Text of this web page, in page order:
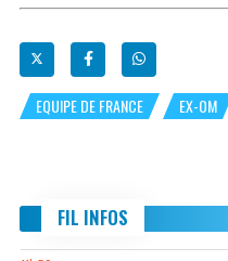
EQUIPE DE FRANCE EX-OM
FIL INFOS